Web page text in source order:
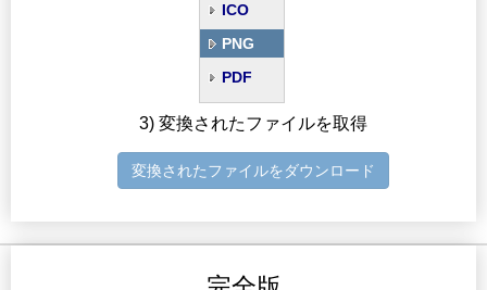
ICO
PNG
PDF
3) 変換されたファイルを取得
変換されたファイルをダウンロード